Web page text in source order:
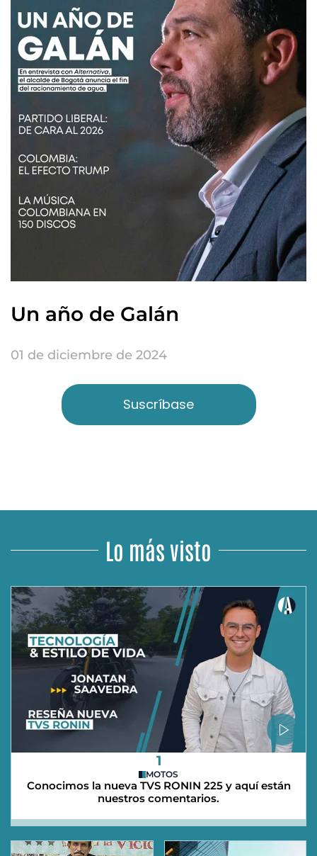
Un año de Galán
01 de diciembre de 2024
Suscríbase
Lo más visto
1
MOTOS
Conocimos la nueva TVS RONIN 225 y aquí están
nuestros comentarios.